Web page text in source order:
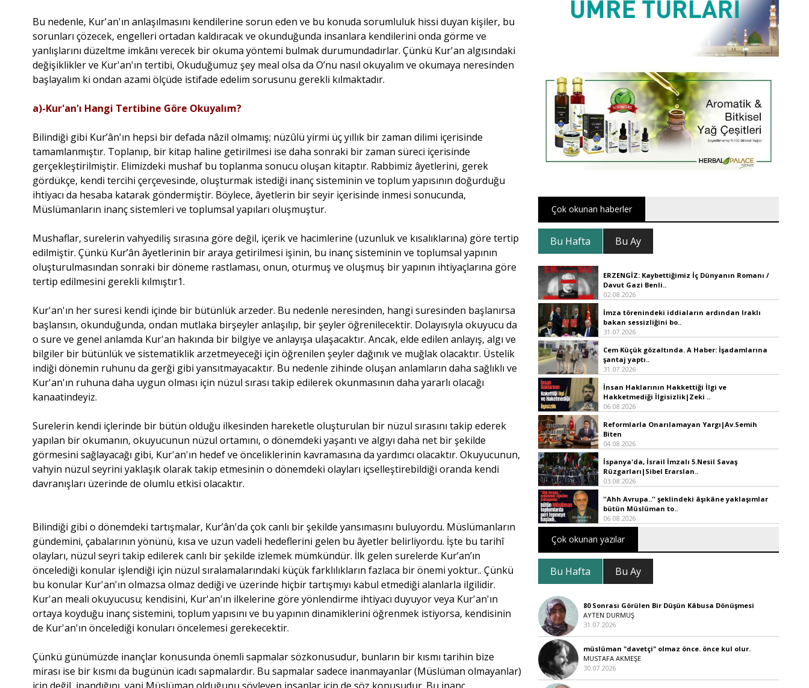
Bu nedenle, Kur'an'ın anlaşılmasını kendilerine sorun eden ve bu konuda sorumluluk hissi duyan kişiler, bu
sorunları çözecek, engelleri ortadan kaldıracak ve okunduğunda insanlara kendilerini onda görme ve
yanlışlarını düzeltme imkânı verecek bir okuma yöntemi bulmak durumundadırlar. Çünkü Kur'an algısındaki
değişiklikler ve Kur'an'ın tertibi, Okuduğumuz şey meal olsa da O’nu nasıl okuyalım ve okumaya neresinden
başlayalım ki ondan azami ölçüde istifade edelim sorusunu gerekli kılmaktadır.
a)-Kur'an'ı Hangi Tertibine Göre Okuyalım?
Bilindiği gibi Kur’ân'ın hepsi bir defada nâzil olmamış; nüzûlü yirmi üç yıllık bir zaman dilimi içerisinde
tamamlanmıştır. Toplanıp, bir kitap haline getirilmesi ise daha sonraki bir zaman süreci içerisinde
gerçekleştirilmiştir. Elimizdeki mushaf bu toplanma sonucu oluşan kitaptır. Rabbimiz âyetlerini, gerek
gördükçe, kendi tercihi çerçevesinde, oluşturmak istediği inanç sisteminin ve toplum yapısının doğurduğu
ihtiyacı da hesaba katarak göndermiştir. Böylece, âyetlerin bir seyir içerisinde inmesi sonucunda,
Müslümanların inanç sistemleri ve toplumsal yapıları oluşmuştur.
Mushaflar, surelerin vahyediliş sırasına göre değil, içerik ve hacimlerine (uzunluk ve kısalıklarına) göre tertip
edilmiştir. Çünkü Kur’ân âyetlerinin bir araya getirilmesi işinin, bu inanç sisteminin ve toplumsal yapının
oluşturulmasından sonraki bir döneme rastlaması, onun, oturmuş ve oluşmuş bir yapının ihtiyaçlarına göre
tertip edilmesini gerekli kılmıştır1.
Kur'an'ın her suresi kendi içinde bir bütünlük arzeder. Bu nedenle neresinden, hangi suresinden başlanırsa
başlansın, okunduğunda, ondan mutlaka birşeyler anlaşılıp, bir şeyler öğrenilecektir. Dolayısıyla okuyucu da
o sure ve genel anlamda Kur'an hakında bir bilgiye ve anlayışa ulaşacaktır. Ancak, elde edilen anlayış, algı ve
bilgiler bir bütünlük ve sistematiklik arzetmeyeceği için öğrenilen şeyler dağınık ve muğlak olacaktır. Üstelik
indiği dönemin ruhunu da gerği gibi yansıtmayacaktır. Bu nedenle zihinde oluşan anlamların daha sağlıklı ve
Kur'an'ın ruhuna daha uygun olması için nüzul sırası takip edilerek okunmasının daha yararlı olacağı
kanaatindeyiz.
Surelerin kendi içlerinde bir bütün olduğu ilkesinden hareketle oluşturulan bir nüzul sırasını takip ederek
yapılan bir okumanın, okuyucunun nüzul ortamını, o dönemdeki yaşantı ve algıyı daha net bir şekilde
görmesini sağlayacağı gibi, Kur'an'ın hedef ve önceliklerinin kavramasına da yardımcı olacaktır. Okuyucunun,
vahyin nüzul seyrini yaklaşık olarak takip etmesinin o dönemdeki olayları içselleştirebildiği oranda kendi
davranışları üzerinde de olumlu etkisi olacaktır.
Bilindiği gibi o dönemdeki tartışmalar, Kur’ân'da çok canlı bir şekilde yansımasını buluyordu. Müslümanların
gündemini, çabalarının yönünü, kısa ve uzun vadeli hedeflerini gelen bu âyetler belirliyordu. İşte bu tarihî
olayları, nüzul seyri takip edilerek canlı bir şekilde izlemek mümkündür. İlk gelen surelerde Kur’an’ın
öncelediği konular işlendiği için nüzul sıralamalarındaki küçük farklılıkların fazlaca bir önemi yoktur.. Çünkü
bu konular Kur'an'ın olmazsa olmaz dediği ve üzerinde hiçbir tartışmıyı kabul etmediği alanlarla ilgilidir.
Kur'an meali okuyucusu; kendisini, Kur'an'ın ilkelerine göre yönlendirme ihtiyacı duyuyor veya Kur'an'ın
ortaya koyduğu inanç sistemini, toplum yapısını ve bu yapının dinamiklerini öğrenmek istiyorsa, kendisinin
de Kur'an'ın öncelediği konuları öncelemesi gerekecektir.
Çünkü günümüzde inançlar konusunda önemli sapmalar sözkonusudur, bunların bir kısmı tarihin bize
mirası ise bir kısmı da bugünün icadı sapmalardır. Bu sapmalar sadece inanmayanlar (Müslüman olmayanlar)
Çok okunan haberler
Bu Hafta Bu Ay
ERZENGİZ: Kaybettiğimiz İç Dünyanın Romanı /
Davut Gazi Benli..
02.08.2026
İmza törenindeki iddiaların ardından Iraklı
bakan sessizliğini bo..
31.07.2026
Cem Küçük gözaltında. A Haber: İşadamlarına
şantaj yaptı..
31.07.2026
İnsan Haklarının Hakkettiği İlgi ve
Hakketmediği İlgisizlik|Zeki ..
06.08.2026
Reformlarla Onarılamayan Yargı|Av.Semih
Biten
04.08.2026
İspanya'da, İsrail İmzalı 5.Nesil Savaş
Rüzgarları|Sibel Erarslan..
03.08.2026
''Ahh Avrupa..'' şeklindeki âşıkâne yaklaşımlar
bütün Müslüman to..
06.08.2026
Çok okunan yazılar
Bu Hafta Bu Ay
80 Sonrası Görülen Bir Düşün Kâbusa Dönüşmesi
AYTEN DURMUŞ
31.07.2026
müslüman "davetçi" olmaz önce. önce kul olur.
MUSTAFA AKMEŞE
30.07.2026